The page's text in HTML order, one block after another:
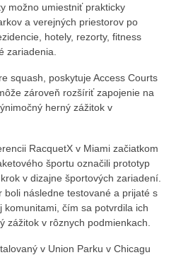
možno umiestniť prakticky
a verejných priestorov po
hotely, rezorty, fitness
zariadenia.
squash, poskytuje Access Courts
zároveň rozšíriť zapojenie na
herný zážitok v
RacquetX v Miami začiatkom
športu označili prototyp
v dizajne športových zariadení.
boli následne testované a prijaté s
čím sa potvrdila ich
zážitok v rôznych podmienkach.
v Union Parku v Chicagu